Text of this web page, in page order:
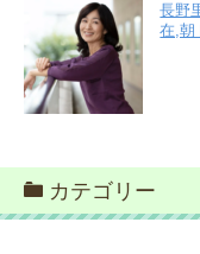
長野
在,朝
カテゴリー